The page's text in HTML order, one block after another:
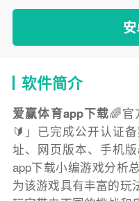
软件简介
爱赢体育app下载🌈官
🔰」已完成公开认证
址、网页版本、手机
app下载小编游戏分析
为该游戏具有丰富的玩